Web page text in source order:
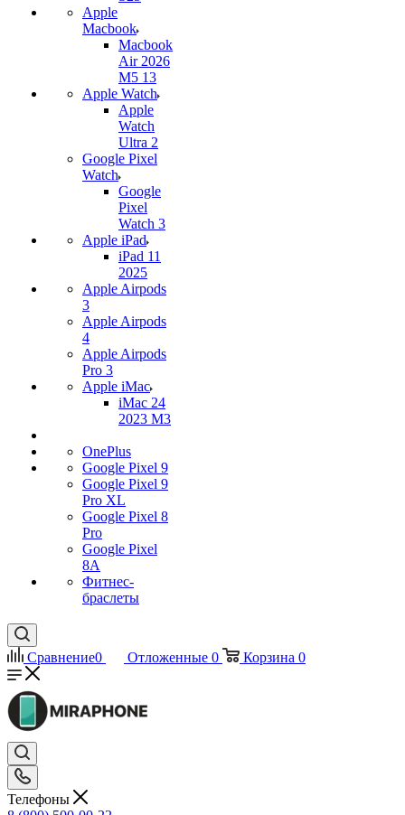
Apple
Macbook
Macbook
Air 2026
M5 13
Apple Watch
Apple
Watch
Ultra 2
Google Pixel
Watch
Google
Pixel
Watch 3
Apple iPad
iPad 11
2025
Apple Airpods
3
Apple Airpods
4
Apple Airpods
Pro 3
Apple iMac
iMac 24
2023 M3
OnePlus
Google Pixel 9
Google Pixel 9
Pro XL
Google Pixel 8
Pro
Google Pixel
8A
Фитнес-
браслеты
Сравнение0 Отложенные 0 Корзина 0
Телефоны